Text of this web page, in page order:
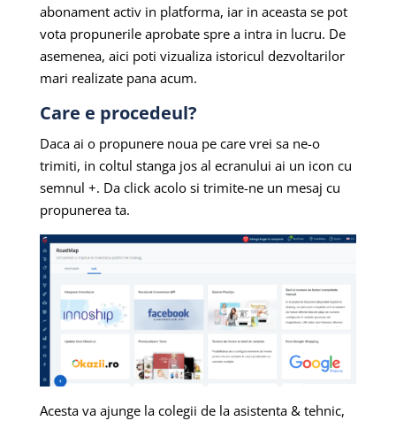
abonament activ in platforma, iar in aceasta se pot
vota propunerile aprobate spre a intra in lucru. De
asemenea, aici poti vizualiza istoricul dezvoltarilor
mari realizate pana acum.
Care e procedeul?
Daca ai o propunere noua pe care vrei sa ne-o
trimiti, in coltul stanga jos al ecranului ai un icon cu
semnul +. Da click acolo si trimite-ne un mesaj cu
propunerea ta.
Acesta va ajunge la colegii de la asistenta & tehnic,